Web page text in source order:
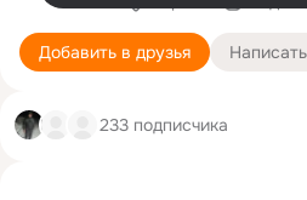
Добавить в друзья Написать
233 подписчика